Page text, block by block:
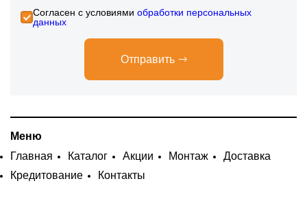
Cогласен с условиями обработки персональных
данных
Отправить
Меню
Главная
Каталог Акции Монтаж
Доставка
Кредитование
Контакты